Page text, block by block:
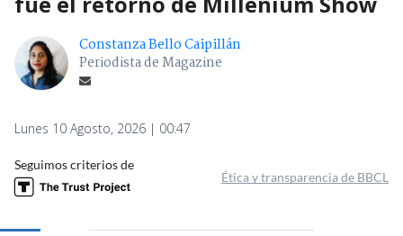
Constanza Bello Caipillán
Periodista de Magazine
Lunes 10 Agosto, 2026 | 00:47
Seguimos criterios de
Ética y transparencia de BBCL